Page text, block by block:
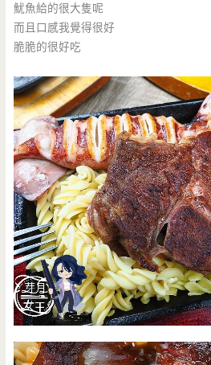
魷魚給的很大隻呢
而且口感我覺得很好
脆脆的很好吃